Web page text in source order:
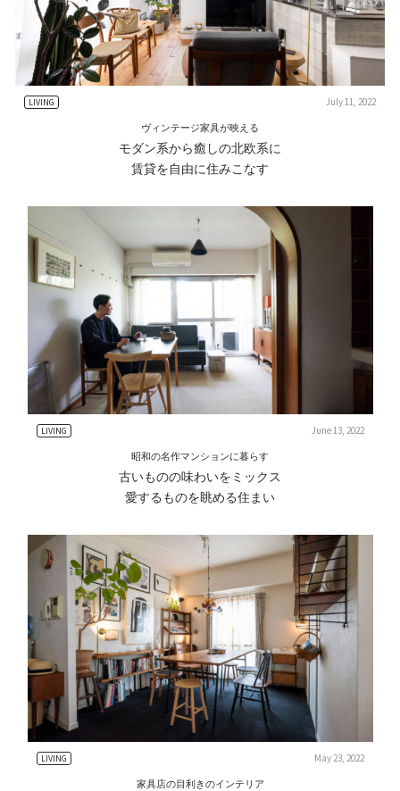
LIVING July 11, 2022
ヴィンテージ家具が映える
モダン系から癒しの北欧系に
賃貸を自由に住みこなす
LIVING June 13, 2022
昭和の名作マンションに暮らす
古いものの味わいをミックス
愛するものを眺める住まい
LIVING May 23, 2022
家具店の目利きのインテリア